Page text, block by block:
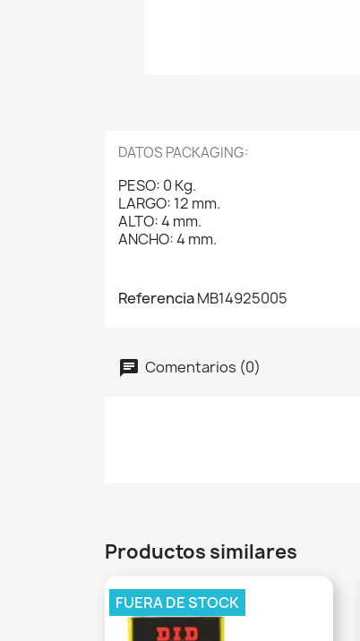
DATOS PACKAGING:
PESO: 0 Kg.
LARGO: 12 mm.
ALTO: 4 mm.
ANCHO: 4 mm.
ReferenciaMB14925005
Comentarios (0)
Productos similares
FUERA DE STOCK